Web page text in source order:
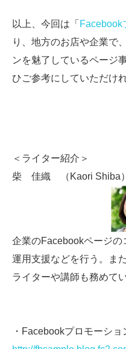
以上、今回は「 Facebook
り、地方のお店や企業で
ンを魅了しているページ
ひご参考にしていただけ
＜ライター紹介＞
柴 佳織 （Kaori Shiba）
企業のFacebookページの
運用支援などを行う。ま
ライターや講師も務めてい
・Facebookプロモーシ